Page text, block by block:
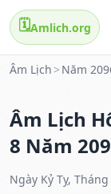
🗓️Amlich.org
Âm Lịch > Năm
Âm Lịch
8 Năm
Ngày Kỷ Tỵ,